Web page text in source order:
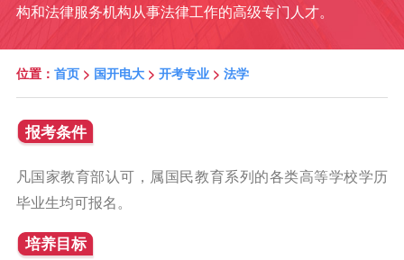
构和法律服务机构从事法律工作的高级专门人才。
位置： 首页> 国开电大> 开考专业> 法学
报考条件
凡国家教育部认可，属国民教育系列的各类高等学校学历
毕业生均可报名。
培养目标